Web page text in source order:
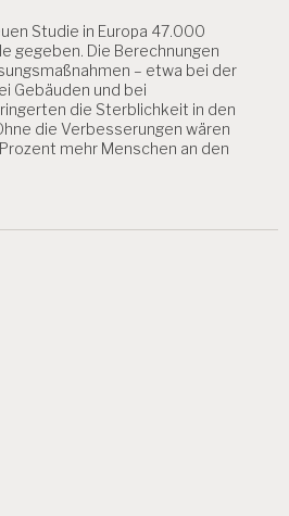
Studie in Europa 47.000
gegeben. Die Berechnungen
– etwa bei der
Gebäuden und bei
die Sterblichkeit in den
die Verbesserungen wären
mehr Menschen an den